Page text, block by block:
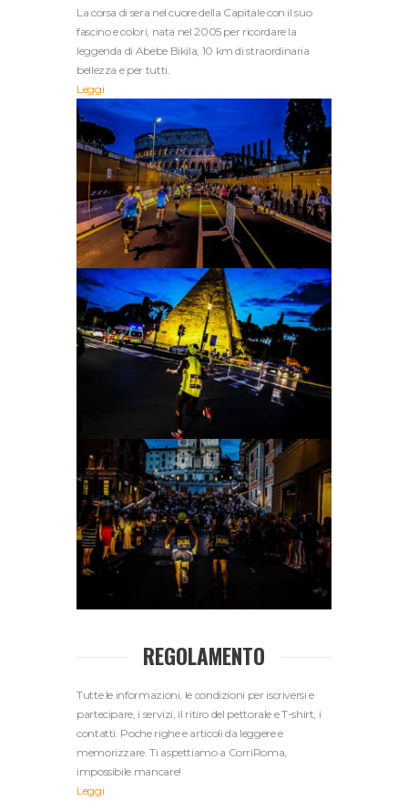
La corsa di sera nel cuore della Capitale con il suo
fascino e colori, nata nel 2005 per ricordare la
leggenda di Abebe Bikila, 10 km di straordinaria
bellezza e per tutti.
Leggi
REGOLAMENTO
Tutte le informazioni, le condizioni per iscriversi e
partecipare, i servizi, il ritiro del pettorale e T-shirt, i
contatti. Poche righe e articoli da leggere e
memorizzare. Ti aspettiamo a CorriRoma,
impossibile mancare!
Leggi